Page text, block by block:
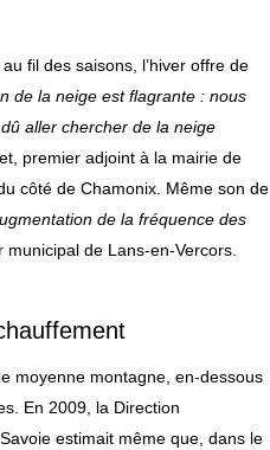
fil des saisons, l’hiver offre de
de la neige est flagrante : nous
aller chercher de la neige
premier adjoint à la mairie de
côté de Chamonix. Même son de
de la fréquence des
municipal de Lans-en-Vercors.
moyenne montagne, en-dessous
En 2009, la Direction
estimait même que, dans le